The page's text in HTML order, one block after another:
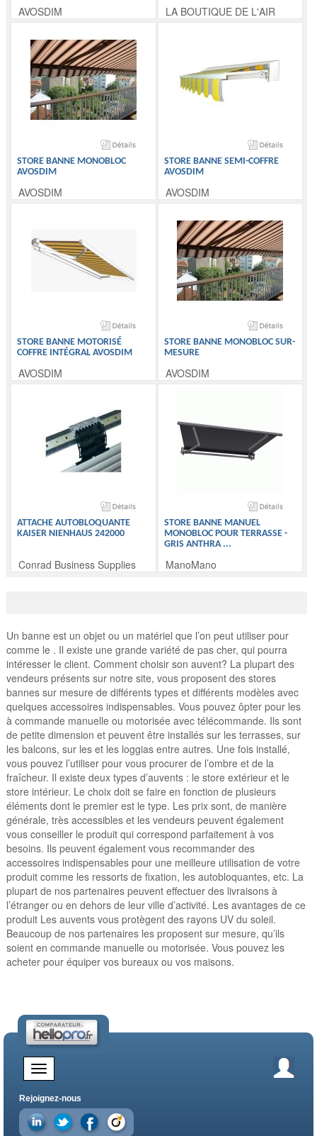
AVOSDIM LA BOUTIQUE DE L'AIR
STORE BANNE MONOBLOC
AVOSDIM
AVOSDIM
STORE BANNE SEMI-COFFRE
AVOSDIM
AVOSDIM
STORE BANNE MOTORISÉ
COFFRE INTÉGRAL AVOSDIM
AVOSDIM
STORE BANNE MONOBLOC SUR-
MESURE
AVOSDIM
ATTACHE AUTOBLOQUANTE
KAISER NIENHAUS 242000
Conrad Business Supplies
STORE BANNE MANUEL
MONOBLOC POUR TERRASSE -
GRIS ANTHRA ...
ManoMano
Un banne est un objet ou un matériel que l’on peut utiliser pour
comme le . Il existe une grande variété de pas cher, qui pourra
intéresser le client. Comment choisir son auvent? La plupart des
vendeurs présents sur notre site, vous proposent des stores
bannes sur mesure de différents types et différents modèles avec
quelques accessoires indispensables. Vous pouvez ôpter pour les
à commande manuelle ou motorisée avec télécommande. Ils sont
de petite dimension et peuvent être installés sur les terrasses, sur
les balcons, sur les et les loggias entre autres. Une fois installé,
vous pouvez l’utiliser pour vous procurer de l’ombre et de la
fraîcheur. Il existe deux types d’auvents : le store extérieur et le
store intérieur. Le choix doit se faire en fonction de plusieurs
éléments dont le premier est le type. Les prix sont, de manière
générale, très accessibles et les vendeurs peuvent également
vous conseiller le produit qui correspond parfaitement à vos
besoins. Ils peuvent également vous recommander des
accessoires indispensables pour une meilleure utilisation de votre
produit comme les ressorts de fixation, les autobloquantes, etc. La
plupart de nos partenaires peuvent effectuer des livraisons à
l’étranger ou en dehors de leur ville d’activité. Les avantages de ce
produit Les auvents vous protègent des rayons UV du soleil.
Beaucoup de nos partenaires les proposent sur mesure, qu’ils
soient en commande manuelle ou motorisée. Vous pouvez les
acheter pour équiper vos bureaux ou vos maisons.
Rejoignez-nous